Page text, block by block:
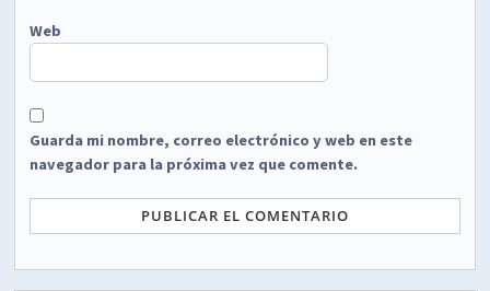
Web
Guarda mi nombre, correo electrónico y web en este
navegador para la próxima vez que comente.